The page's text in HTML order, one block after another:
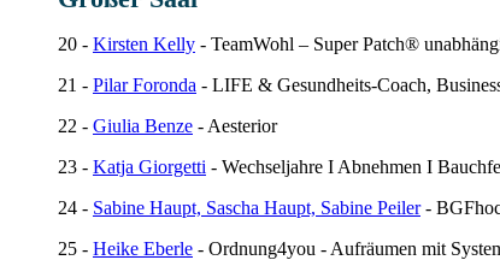
20 - Kirsten Kelly - TeamWohl – Super Patch®
21 - Pilar Foronda - LIFE & Gesundheits-Coach,
22 - Giulia Benze - Aesterior
23 - Katja Giorgetti - Wechseljahre I Abnehmen I
24 - Sabine Haupt, Sascha Haupt, Sabine Peiler-
25 - Heike Eberle - Ordnung4you - Aufräumen mit